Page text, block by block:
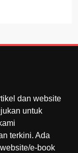
dan website
untuk
terkini. Ada
e-book